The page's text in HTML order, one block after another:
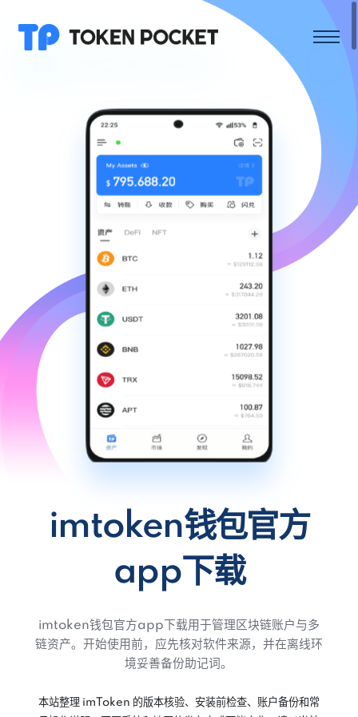
imtoken钱包官方
app下载
imtoken钱包官方app下载用于管理区块链账户与多
链资产。开始使用前，应先核对软件来源，并在离线环
境妥善备份助记词。
本站整理 imToken 的版本核验、安装前检查、账户备份和常